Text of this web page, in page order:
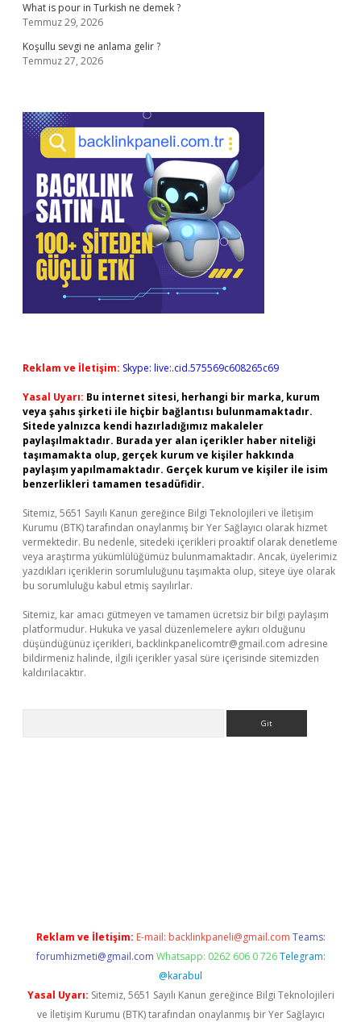
What is pour in Turkish ne demek ?
Temmuz 29, 2026
Koşullu sevgi ne anlama gelir ?
Temmuz 27, 2026
Reklam ve İletişim: Skype: live:.cid.575569c608265c69
Yasal Uyarı: Bu internet sitesi, herhangi bir marka, kurum
veya şahıs şirketi ile hiçbir bağlantısı bulunmamaktadır.
Sitede yalnızca kendi hazırladığımız makaleler
paylaşılmaktadır. Burada yer alan içerikler haber niteliği
taşımamakta olup, gerçek kurum ve kişiler hakkında
paylaşım yapılmamaktadır. Gerçek kurum ve kişiler ile isim
benzerlikleri tamamen tesadüfidir.
Sitemiz, 5651 Sayılı Kanun gereğince Bilgi Teknolojileri ve İletişim
Kurumu (BTK) tarafından onaylanmış bir Yer Sağlayıcı olarak hizmet
vermektedir. Bu nedenle, sitedeki içerikleri proaktif olarak denetleme
veya araştırma yükümlülüğümüz bulunmamaktadır. Ancak, üyelerimiz
yazdıkları içeriklerin sorumluluğunu taşımakta olup, siteye üye olarak
bu sorumluluğu kabul etmiş sayılırlar.
Sitemiz, kar amacı gütmeyen ve tamamen ücretsiz bir bilgi paylaşım
platformudur. Hukuka ve yasal düzenlemelere aykırı olduğunu
düşündüğünüz içerikleri, backlinkpanelicomtr@gmail.com adresine
bildirmeniz halinde, ilgili içerikler yasal süre içerisinde sitemizden
kaldırılacaktır.
Reklam ve İletişim: E-mail: backlinkpaneli@gmail.com Teams:
forumhizmeti@gmail.com Whatsapp: 0262 606 0 726 Telegram:
@karabul
Yasal Uyarı: Sitemiz, 5651 Sayılı Kanun gereğince Bilgi Teknolojileri
ve İletişim Kurumu (BTK) tarafından onaylanmış bir Yer Sağlayıcı